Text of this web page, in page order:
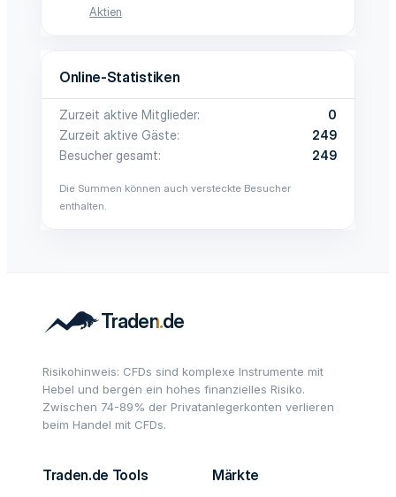
Aktien
Online-Statistiken
Zurzeit aktive Mitglieder
0
Zurzeit aktive Gäste
249
Besucher gesamt
249
Die Summen können auch versteckte Besucher
enthalten.
Risikohinweis: CFDs sind komplexe Instrumente mit
Hebel und bergen ein hohes finanzielles Risiko.
Zwischen 74-89% der Privatanlegerkonten verlieren
beim Handel mit CFDs.
Traden.de Tools Märkte